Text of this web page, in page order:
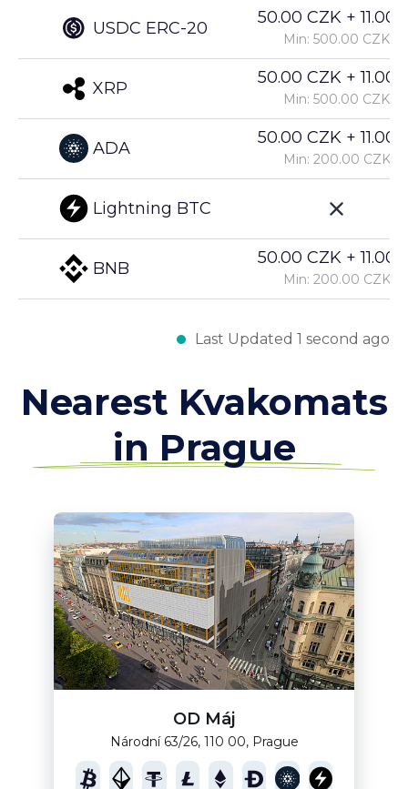
USDC ERC-20
XRP
ADA
Lightning BTC
BNB
50.00 CZK +
Min: 500.00 CZK
50.00 CZK +
Min: 500.00 CZK
50.00 CZK +
Min: 200.00 CZK
50.00 CZK +
Min: 200.00 CZK
Last Updated 1 second ago
Nearest Kvakomats
in Prague
OD Máj
Národní 63/26, 110 00, Prague